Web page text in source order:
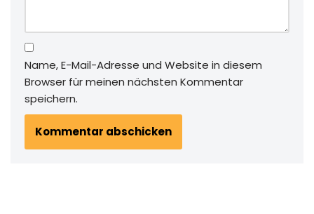
Name, E-Mail-Adresse und Website in diesem
Browser für meinen nächsten Kommentar
speichern.